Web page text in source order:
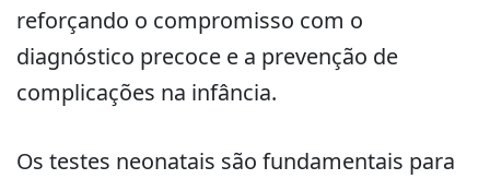
reforçando o compromisso com o
diagnóstico precoce e a prevenção de
complicações na infância.
Os testes neonatais são fundamentais para